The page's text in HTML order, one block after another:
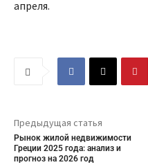
апреля.
Предыдущая статья
Рынок жилой недвижимости
Греции 2025 года: анализ и
прогноз на 2026 год